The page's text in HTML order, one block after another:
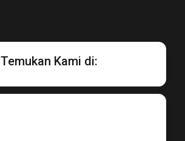
Temukan Kami di: